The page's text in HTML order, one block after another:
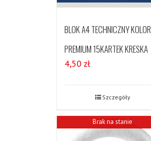
BLOK A4 TECHNICZNY KOLOR
PREMIUM 15KARTEK KRESKA
4,50 zł
Szczegóły
Brak na stanie